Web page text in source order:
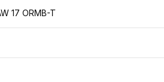
17 ORMB-T